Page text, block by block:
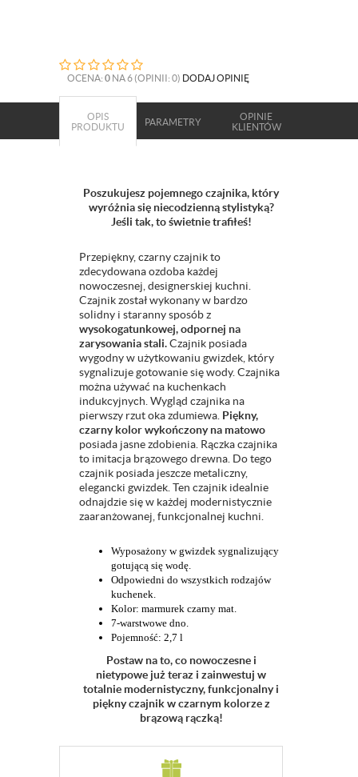
OCENA: 0 NA 6 (OPINII: 0) DODAJ OPINIĘ
OPIS
PRODUKTU
PARAMETRY
OPINIE
KLIENTÓW
Poszukujesz pojemnego czajnika, który
wyróżnia się niecodzienną stylistyką?
Jeśli tak, to świetnie trafiłeś!
Przepiękny, czarny czajnik to
zdecydowana ozdoba każdej
nowoczesnej, designerskiej kuchni.
Czajnik został wykonany w bardzo
solidny i staranny sposób z
wysokogatunkowej, odpornej na
zarysowania stali.Czajnik posiada
wygodny w użytkowaniu gwizdek, który
sygnalizuje gotowanie się wody. Czajnika
można używać na kuchenkach
indukcyjnych. Wygląd czajnika na
pierwszy rzut oka zdumiewa. Piękny,
czarny kolor wykończony na matowo
posiada jasne zdobienia. Rączka czajnika
to imitacja brązowego drewna. Do tego
czajnik posiada jeszcze metaliczny,
elegancki gwizdek. Ten czajnik idealnie
odnajdzie się w każdej modernistycznie
zaaranżowanej, funkcjonalnej kuchni.
Wyposażony w gwizdek sygnalizujący
gotującą się wodę.
Odpowiedni do wszystkich rodzajów
kuchenek.
Kolor: marmurek czarny mat.
7-warstwowe dno.
Pojemność: 2,7 l
Postaw na to, co nowoczesne i
nietypowe już teraz i zainwestuj w
totalnie modernistyczny, funkcjonalny i
piękny czajnik w czarnym kolorze z
brązową rączką!